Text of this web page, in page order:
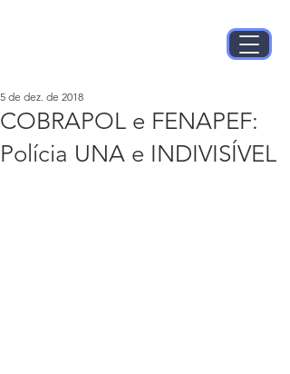
COBRAPOL e FENAPEF:
Polícia UNA e INDIVISÍVEL
5 de dez. de 2018